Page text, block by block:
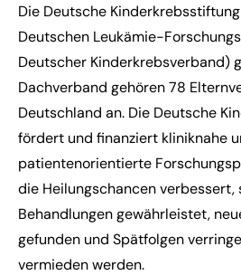
Die Deutsche
Deutschen Leukämie-
Deutscher Kinderkrebsverband)
Dachverband gehören 78
Deutschland an. Die Deutsche
fördert und finanziert kliniknahe
patientenorientierte
die Heilungschancen verbessert,
Behandlungen gewährleistet,
gefunden und Spätfolgen
vermieden werden.